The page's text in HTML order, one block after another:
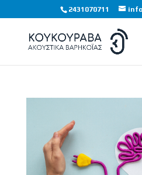
2431070711